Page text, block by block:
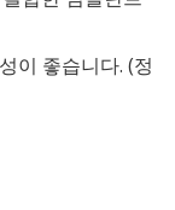
이 좋습니다. (정